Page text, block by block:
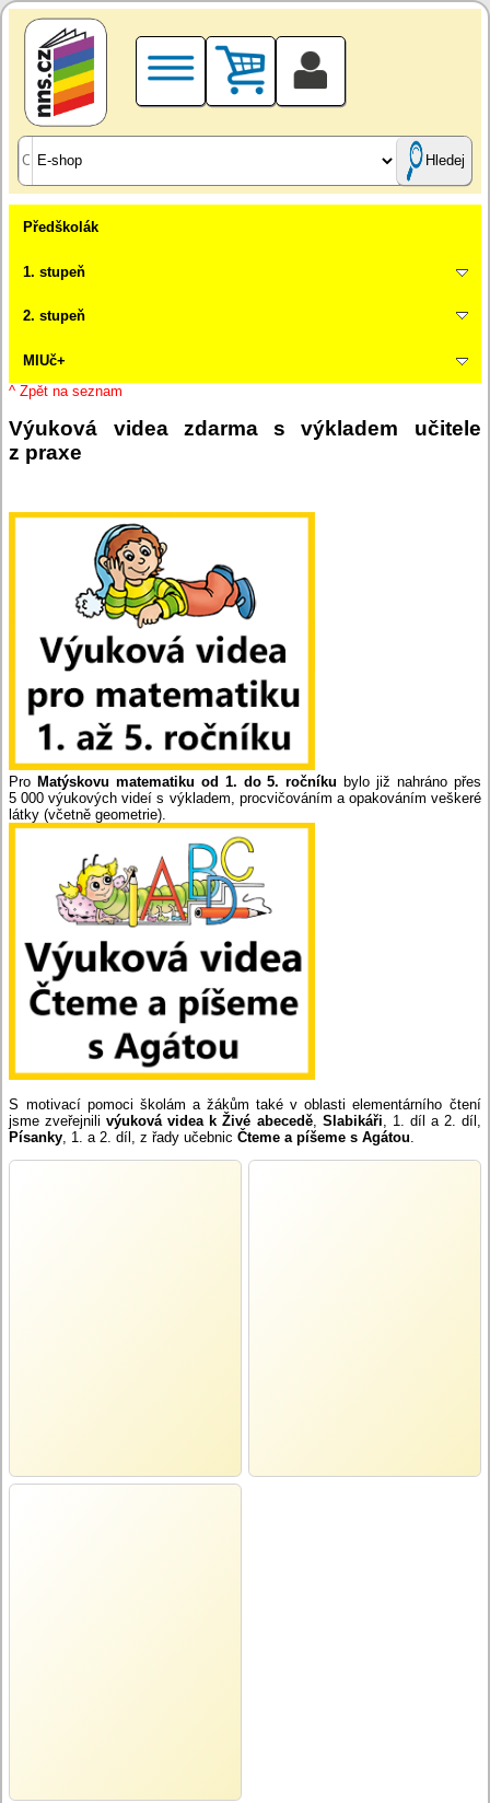
Hledej
Předškolák
1. stupeň
2. stupeň
MIUč+
^ Zpět na seznam
Výuková videa zdarma s výkladem učitele
z praxe
ProMatýskovu matematiku od 1. do 5. ročníku bylo již nahráno přes
5 000 výukových videí s výkladem, procvičováním a opakováním veškeré
látky (včetně geometrie).
S motivací pomoci školám a žákům také v oblasti elementárního čtení
jsme zveřejnilivýuková videa k Živé abecedě, Slabikáři, 1. díl a 2. díl,
Písanky, 1. a 2. díl, z řady učebnicČteme a píšeme s Agátou.